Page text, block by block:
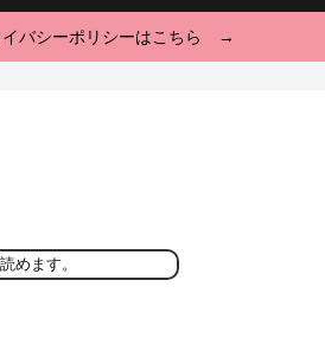
イバシーポリシーはこちら →
めます。